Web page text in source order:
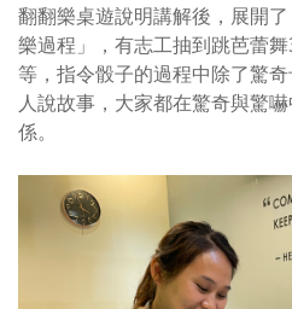
翻翻樂桌遊說明講解後，展開
樂過程」，有志工抽到跳芭蕾舞
等，指令骰子的過程中除了驚
人說故事，大家都在驚奇與驚
係。